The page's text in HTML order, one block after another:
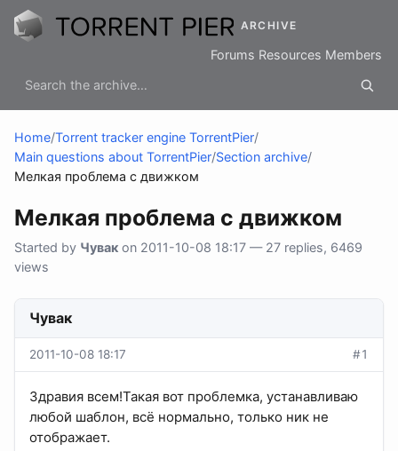
ARCHIVE
Forums Resources Members
Home/Torrent tracker engine TorrentPier/
Main questions about TorrentPier/Section archive/
Мелкая проблема с движком
Мелкая проблема с движком
Started by Чувак on 2011-10-08 18:17 — 27 replies, 6469
views
Чувак
2011-10-08 18:17 #1
Здравия всем!Такая вот проблемка, устанавливаю
любой шаблон, всё нормально, только ник не
отображает.